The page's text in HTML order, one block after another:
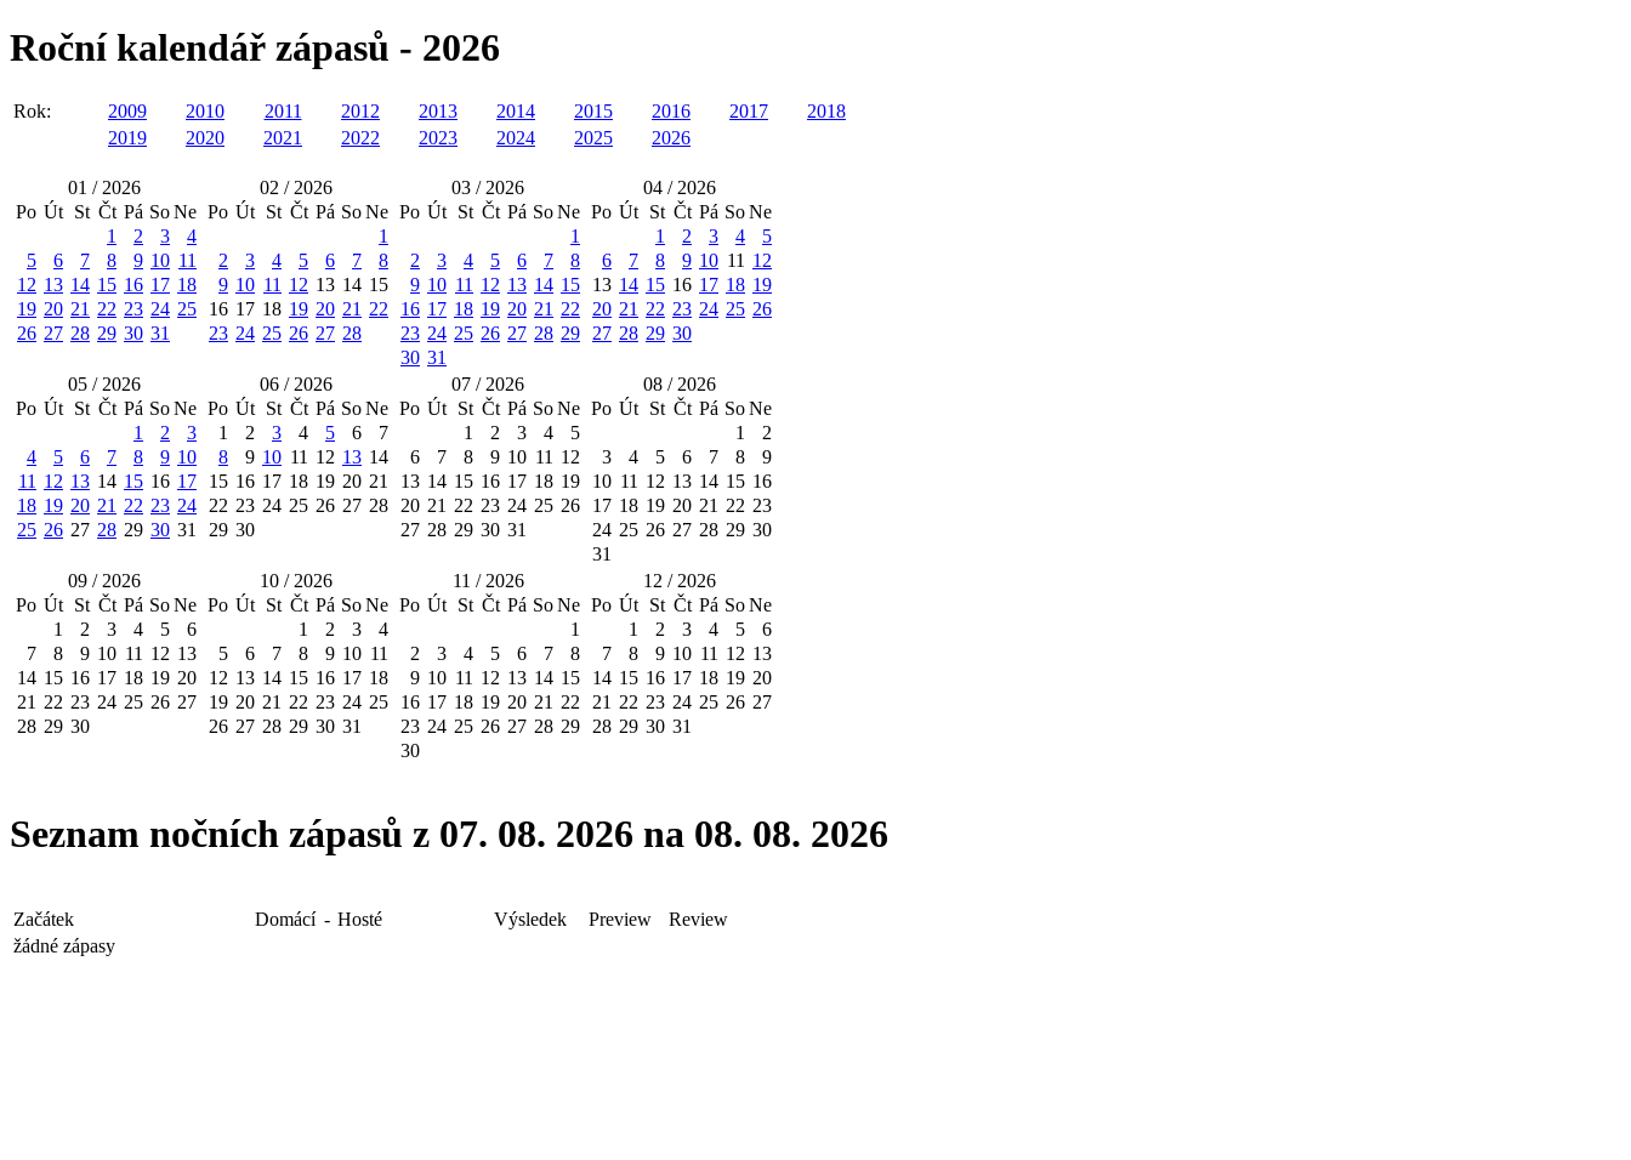
Roční kalendář zápasů - 2026
Rok: 2009 2010 2011 2012 2013 2014 2015 2016 2017
2018
2019
2020 2021 2022 2023 2024 2025 2026
01 / 2026
Po Út St Čt Pá SoNe
1
2 3
4
5
6 7 8 9 10 11
12 13 14 15 16 17 18
19 20 21 22 23 24 25
26 27 28 29 30 31
02 / 2026
Po Út St Čt Pá SoNe
1
2
3 4 5 6 7
8
9 10 11 12 13 14 15
16 17 18 19 20 21 22
23 24 25 26 27 28
03 / 2026
Po Út St Čt Pá SoNe
1
2
3 4 5 6 7
8
9 10 11 12 13 14 15
16 17 18 19 20 21 22
23 24 25 26 27 28 29
30 31
04 / 2026
Po Út St Čt Pá SoNe
1
2 3 4
5
6
7 8 9 10 11 12
13 14 15 16 17 18 19
20 21 22 23 24 25 26
27 28 29 30
05 / 2026
Po Út St Čt Pá SoNe
1
2
3
4
5 6 7 8 9 10
11 12 13 14 15 16 17
18 19 20 21 22 23 24
25 26 27 28 29 30 31
06 / 2026
Po Út St Čt Pá SoNe
1
2 3 4 5 6
7
8
9 10 11 12 13 14
15 16 17 18 19 20 21
22 23 24 25 26 27 28
29 30
07 / 2026
Po Út St Čt Pá SoNe
1
2 3 4
5
6
7 8 9 10 11 12
13 14 15 16 17 18 19
20 21 22 23 24 25 26
27 28 29 30 31
08 / 2026
Po Út St Čt Pá SoNe
1
2
3
4 5 6 7 8
9
10 11 12 13 14 15 16
17 18 19 20 21 22 23
24 25 26 27 28 29 30
31
09 / 2026
Po Út St Čt Pá SoNe
1
2 3 4 5
6
7
8 9 10 11 12 13
14 15 16 17 18 19 20
21 22 23 24 25 26 27
28 29 30
10 / 2026
Po Út St Čt Pá SoNe
1
2 3
4
5
6 7 8 9 10 11
12 13 14 15 16 17 18
19 20 21 22 23 24 25
26 27 28 29 30 31
11 / 2026
Po Út St Čt Pá SoNe
1
2
3 4 5 6 7
8
9 10 11 12 13 14 15
16 17 18 19 20 21 22
23 24 25 26 27 28 29
30
12 / 2026
Po Út St Čt Pá SoNe
1
2 3 4 5
6
7
8 9 10 11 12 13
14 15 16 17 18 19 20
21 22 23 24 25 26 27
28 29 30 31
Seznam nočních zápasů z 07. 08. 2026 na 08. 08. 2026
Začátek Domácí - Hosté Výsledek Preview
Review
žádné zápasy